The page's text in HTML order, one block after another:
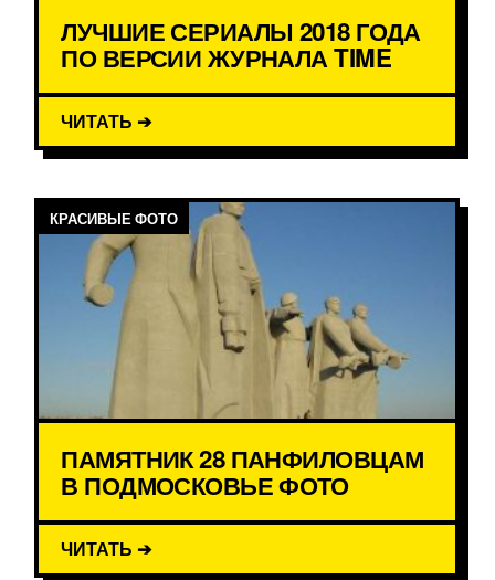
ЛУЧШИЕ СЕРИАЛЫ 2018 ГОДА
ПО ВЕРСИИ ЖУРНАЛА TIME
ЧИТАТЬ ➔
КРАСИВЫЕ ФОТО
ПАМЯТНИК 28 ПАНФИЛОВЦАМ
В ПОДМОСКОВЬЕ ФОТО
ЧИТАТЬ ➔